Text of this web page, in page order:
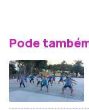
Pode